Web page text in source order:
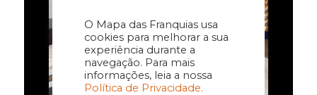
O Mapa das Franquias usa
cookies para melhorar a sua
experiência durante a
navegação. Para mais
informações, leia a nossa
Política de Privacidade.